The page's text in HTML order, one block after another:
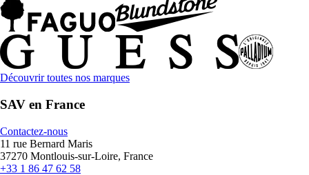
Découvrir toutes nos marques
SAV en France
Contactez-nous
11 rue Bernard Maris
37270 Montlouis-sur-Loire, France
+33 1 86 47 62 58